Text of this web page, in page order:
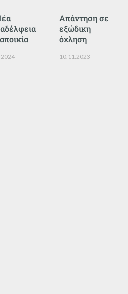
Απάντηση σε
εξώδικη
όχληση
10.11.2023